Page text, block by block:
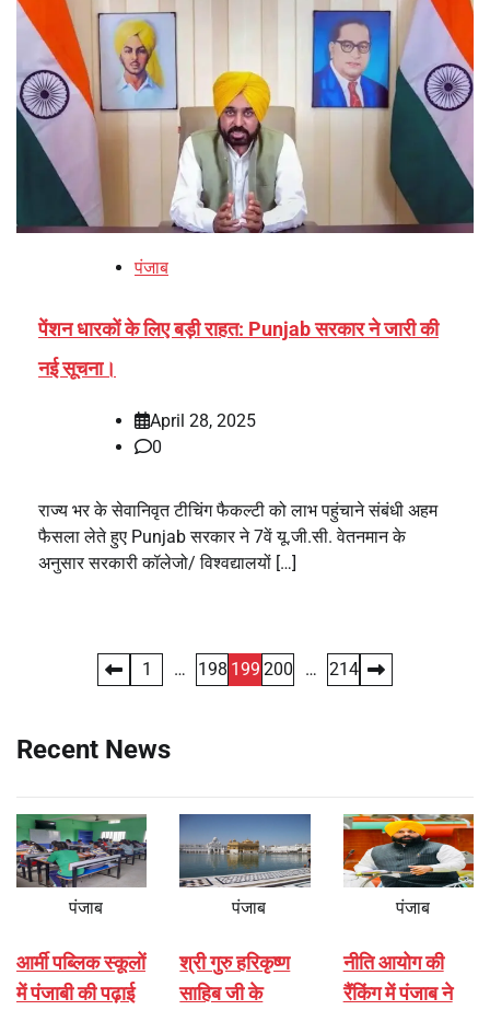
पंजाब
पेंशन धारकों के लिए बड़ी राहत: Punjab सरकार ने जारी की
नई सूचना।
April 28, 2025
0
राज्य भर के सेवानिवृत टीचिंग फैकल्टी को लाभ पहुंचाने संबंधी अहम
फैसला लेते हुए Punjab सरकार ने 7वें यू.जी.सी. वेतनमान के
अनुसार सरकारी कॉलेजो/ विश्वद्यालयों […]
1 … 198 199 200 … 214
Recent News
पंजाब
आर्मी पब्लिक स्कूलों
में पंजाबी की पढ़ाई
पंजाब
श्री गुरु हरिकृष्ण
साहिब जी के
पंजाब
नीति आयोग की
रैंकिंग में पंजाब ने